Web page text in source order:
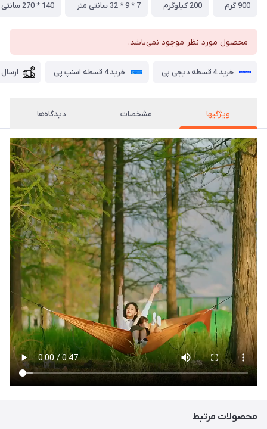
900 گرم
200 کیلوگرم
7 * 9 * 32 سانتی متر
140 * 270 سانتی متر
محصول مورد نظر موجود نمی‌باشد.
خرید 4 قسطه دیجی پی خرید 4 قسطه اسنپ پی
ویژگیها مشخصات دیدگاه‌ها
محصولات مرتبط